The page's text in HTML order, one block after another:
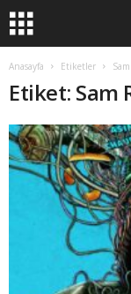
Anasayfa Etiketler
Etiket: Sam